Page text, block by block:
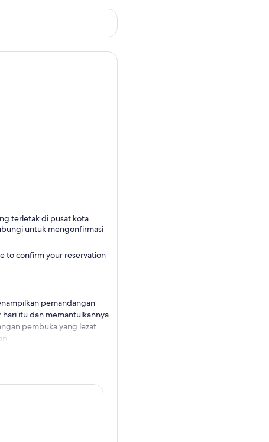
terletak di pusat kota.
untuk mengonfirmasi
to confirm your reservation
pemandangan
itu dan memantulkannya
pembuka yang lezat
pemandangan